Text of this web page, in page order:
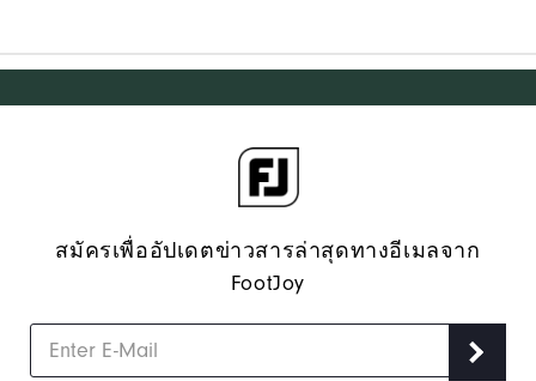
สมัครเพื่ออัปเดตข่าวสารล่าสุดทางอีเมลจาก
FootJoy